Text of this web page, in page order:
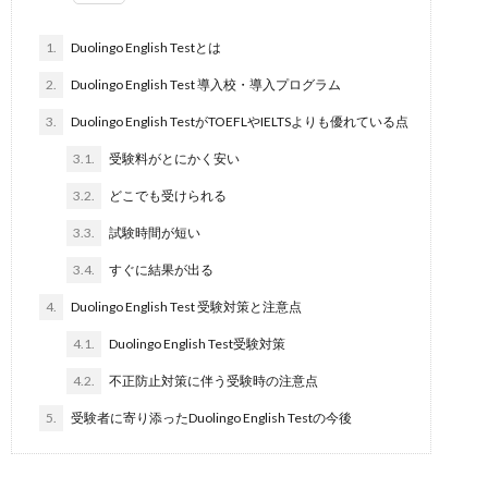
1. Duolingo English Testとは
2. Duolingo English Test 導入校・導入プログラム
3. Duolingo English TestがTOEFLやIELTSよりも優れている点
3.1. 受験料がとにかく安い
3.2. どこでも受けられる
3.3. 試験時間が短い
3.4. すぐに結果が出る
4. Duolingo English Test 受験対策と注意点
4.1. Duolingo English Test受験対策
4.2. 不正防止対策に伴う受験時の注意点
5. 受験者に寄り添ったDuolingo English Testの今後